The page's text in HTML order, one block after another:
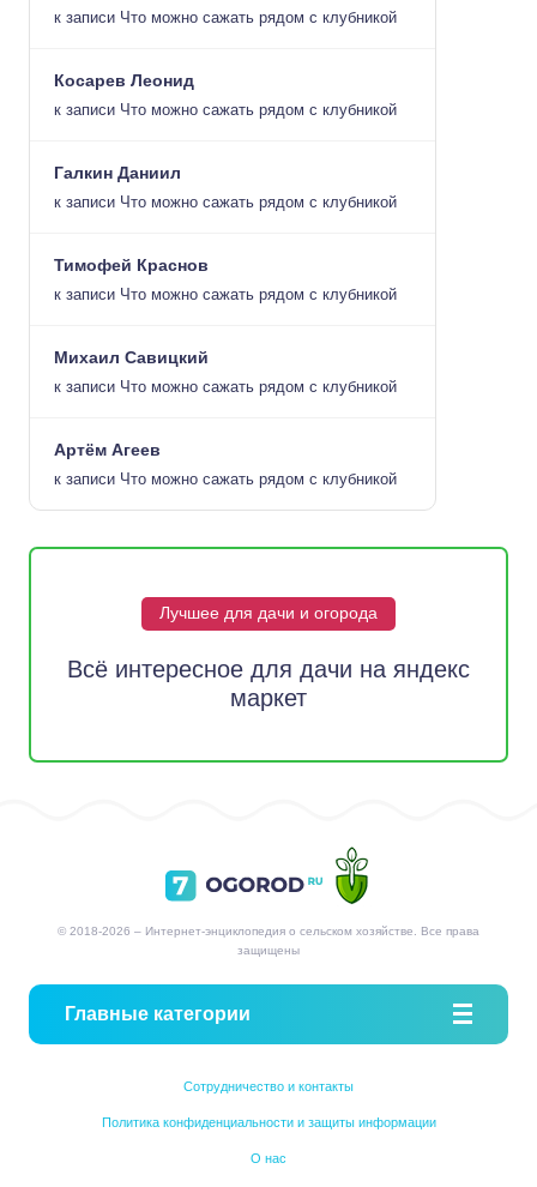
к записи Что можно сажать рядом с клубникой
Косарев Леонид
к записи Что можно сажать рядом с клубникой
Галкин Даниил
к записи Что можно сажать рядом с клубникой
Тимофей Краснов
к записи Что можно сажать рядом с клубникой
Михаил Савицкий
к записи Что можно сажать рядом с клубникой
Артём Агеев
к записи Что можно сажать рядом с клубникой
Лучшее для дачи и огорода
Всё интересное для дачи на яндекс
маркет
© 2018-2026 – Интернет-энциклопедия о сельском хозяйстве. Все права
защищены
Главные категории
Сотрудничество и контакты
Политика конфиденциальности и защиты информации
О нас